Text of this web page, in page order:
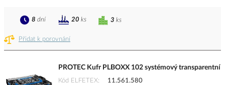
Přidat k porovnání
3 ks
8 dní 20 ks
PROTEC Kufr PLBOXX 102 systémový transparentní
Kód ELFETEX
11.561.580